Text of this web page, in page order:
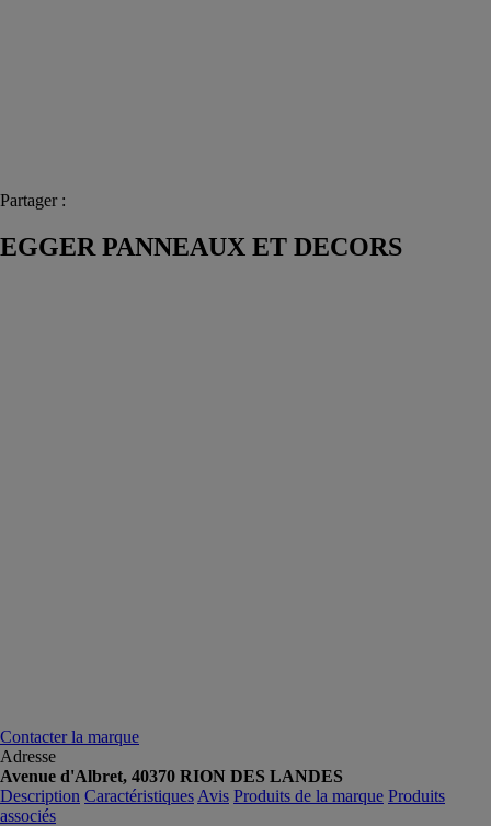
Partager :
EGGER PANNEAUX ET DECORS
Contacter la marque
Adresse
Avenue d'Albret, 40370 RION DES LANDES
Description Caractéristiques Avis Produits de la marque Produits
associés